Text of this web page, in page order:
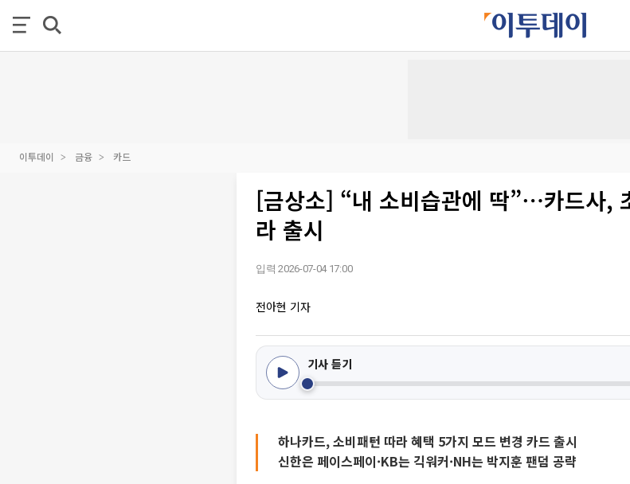
이투데이 금융 카드
[금상소] “내 소비습관에 딱”⋯카드사,
라 출시
입력 2026-07-04 17:00
전아현 기자
기사 듣기
하나카드, 소비패턴 따라 혜택 5가지 모드 변경 카드 출시
신한은 페이스페이·KB는 긱워커·NH는 박지훈 팬덤 공략